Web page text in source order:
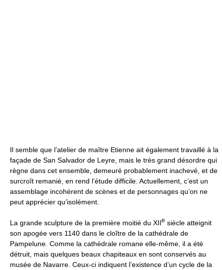
Il semble que l’atelier de maître Etienne ait également travaillé à la
façade de San Salvador de Leyre, mais le très grand désordre qui
règne dans cet ensemble, demeuré probablement inachevé, et de
surcroît remanié, en rend l’étude difficile. Actuellement, c’est un
assemblage incohérent de scènes et de personnages qu’on ne
peut apprécier qu’isolément.
La grande sculpture de la première moitié du XIIe siècle atteignit
son apogée vers 1140 dans le cloître de la cathédrale de
Pampelune. Comme la cathédrale romane elle-même, il a été
détruit, mais quelques beaux chapiteaux en sont conservés au
musée de Navarre. Ceux-ci indiquent l’existence d’un cycle de la